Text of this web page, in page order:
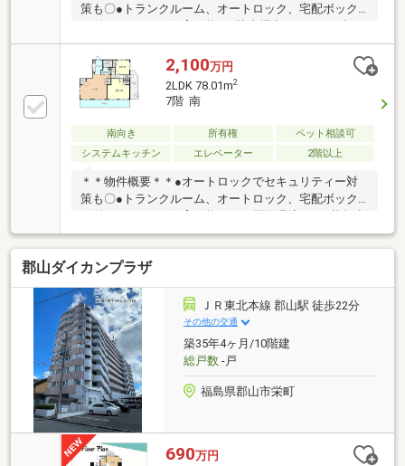
策も〇●トランクルーム、オートロック、宅配ボック
3000円）＊＊周辺環境＊＊●芳賀小学校 徒歩約３分
（307ｍ）●郡山第四中学校 徒歩約１３分（1095ｍ）
●セブンイレブン郡山芳賀１丁目店 徒歩約４分（348
ｍ）●ヨークベニマル方八町店 徒歩約８分（692ｍ）
―――住宅ローンに関するご相談承ります―――＊勤続
年数の少ない方＊自己資金の少ない方＊他にお借入れ
のある方＊契約・派遣社員の方 その他、不動産購入で
2,100万円
2LDK 78.01m2
7階 南
南向き 所有権
ペット相談可
システムキッチン
エレベーター 2階以上
＊＊物件概要＊＊●オートロックでセキュリティー対
策も〇●トランクルーム、オートロック、宅配ボック
学校 徒歩約３分（307ｍ）●郡山第四中学校 徒歩約
１３分（1095ｍ）●セブンイレブン郡山芳賀１丁目
店 徒歩約４分（348ｍ）●ヨークベニマル方八町店
徒歩約８分（692ｍ）―――住宅ローンに関するご相談
承ります―――＊勤続年数の少ない方＊自己資金の少な
い方＊他にお借入れのある方＊契約・派遣社員の方 そ
の他、不動産購入で不安な点は弊社にご相談くださ
い！
郡山ダイカンプラザ
ＪＲ東北本線 郡山駅 徒歩22分
その他の交通
築35年4ヶ月/10階建
総戸数-戸
福島県郡山市栄町
690万円